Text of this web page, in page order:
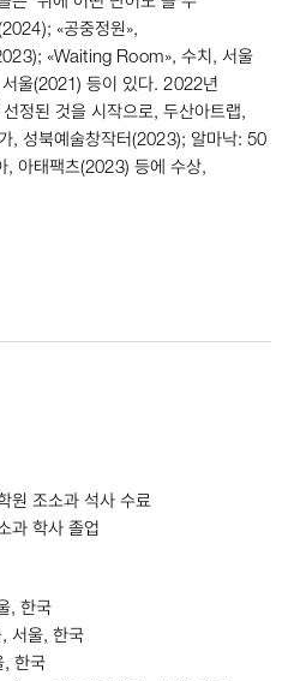
2024); «공중정원»,
); «Waiting Room», 수치, 서울
울(2021 ) 등이 있다.2022년
정된 것을 시작으로, 두산아트랩,
, 성북예술창작터(2023); 알마낙: 50
, 아태팩츠(2023) 등에 수상,
원 조소과 석사 수료
과 학사 졸업
, 한국
서울, 한국
, 한국